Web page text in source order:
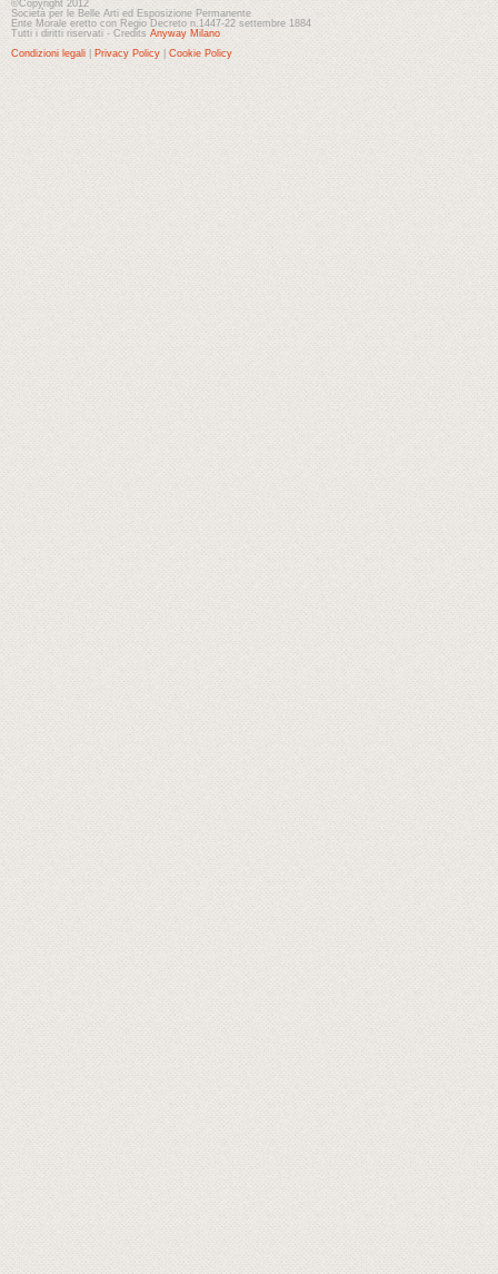
©Copyright 2012
Società per le Belle Arti ed Esposizione Permanente
Ente Morale eretto con Regio Decreto n.1447-22 settembre 1884
Tutti i diritti riservati - Credits Anyway Milano
Condizioni legali
Privacy Policy Cookie Policy